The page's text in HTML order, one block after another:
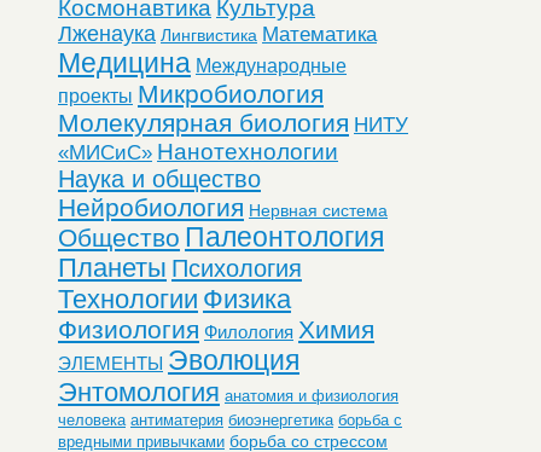
Космонавтика Культура
Лженаука Лингвистика Математика
Медицина Международные
проекты Микробиология
Молекулярная биология НИТУ
«МИСиС» Нанотехнологии
Наука и общество
Нейробиология Нервная система
Общество Палеонтология
Планеты Психология
Технологии Физика
Физиология Филология Химия
ЭЛЕМЕНТЫ Эволюция
Энтомология анатомия и физиология
человека антиматерия биоэнергетика борьба с
вредными привычками борьба со стрессом